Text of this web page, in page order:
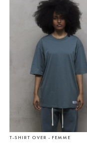
T-SHIRT OVER - FEMME